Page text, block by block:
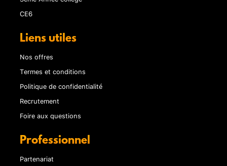
CE6
Liens utiles
Nos offres
Termes et conditions
Politique de confidentialité
Recrutement
Foire aux questions
Professionnel
Partenariat